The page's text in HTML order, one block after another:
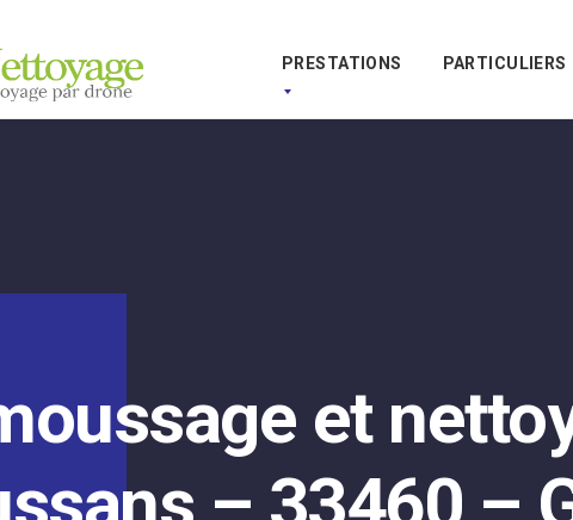
PRESTATIONS PARTICULIERS
et